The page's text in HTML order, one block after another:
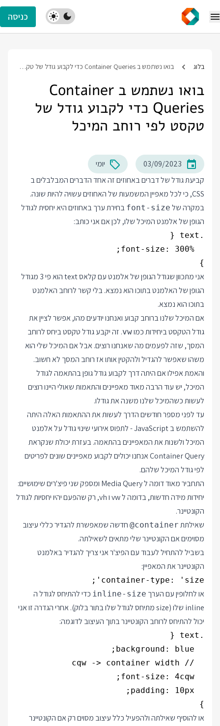
כניסה
בלוג בואו נשתמש ב Container Queries כדי לקבוע גודל של טקסט לפי רוחב המיכל
בואו נשתמש ב Container
Queries כדי לקבוע גודל של
טקסט לפי רוחב המיכל
03/09/2023
יומי
קביעת גודל של דברים באחוזים זה אחד הדברים המבלבלים ב
CSS, כי לכל מאפיין המשמעות של האחוזים עשויה להיות שונה.
במקרה של font-size בחירת ערך באחוזים היא יחסית לגודל
הגופן של אלמנט המיכל שלו, לכן אם אני כותב:
}
אני מתכוון שגודל הגופן של אלמנט עם קלאס text הוא פי 3 מגודל
הגופן של האלמנט בתוכו הוא נמצא. בלי קשר לרוחב האלמנט
בתוכו הוא נמצא.
אם המיכל שלנו ברוחב קבוע ואנחנו יודעים מהו, אפשר לציין את
גודל הטקסט ביחידות כמוvw. זה יקבע גודל טקסט ביחס לרוחב
המסך, שזה לפעמים מה שאנחנו רוצים. אבל אם המיכל שלי הוא
משהו שאפשר להגדיל ולהקטין אותו אז רוחב המסך לא חשוב.
והאמת אפילו אם היתה דרך לקבוע גודל גופן בהתאמה לגודל
המיכל, יש עוד הרבה מאוד מאפיינים והתאמות שאולי היינו רוצים
לעשות כשהמיכל שלנו משנה את גודלו.
עד לפני מספר חודשים הדרך לעשות את ההתאמות האלה היתה
להשתמש ב JavaScript - לתפוס אירועי שינוי גודל על אלמנט
המיכל ולשנות את המאפיינים בהתאמה. בעזרת יכולת שנקראת
Container Query אנחנו יכולים לקבוע מאפיינים שונים לפריטים
לפי גודל המיכל שלהם.
התחביר מאוד דומה ל Media Query ומספק שני פיצ'רים שימושיים:
יחידות מידה חדשות, בדומה ל vw ו vh, רק שהפעם יהיו יחסיות לגודל
הקונטיינר.
שאילתת @container חדשה שמאפשרת להגדיר כללי עיצוב
מסוימים אם הקונטיינר שלי מתאים לשאילתה.
בשביל להתחיל לעבוד עם הפיצ'ר אני צריך להגדיר באלמנט
הקונטיינר את המאפיין:
container-type: 'size';
או לחלופין עם הערך inline-size כדי להתיחס לגודל ה
inline שלו (size מתיחס לגודל שלו בתור בלוק). אחרי הגדרה זו אני
יכול להתיחס לרוחב הקונטיינר בתוך העיצוב לדוגמה:
}
או להוסיף שאילתה ולהפעיל כלל עיצוב מסוים רק אם הקונטיינר